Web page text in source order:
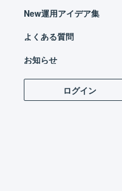
New運用アイデア集
よくある質問
お知らせ
ログイン
CSVファイルにより
一括登録することがで
CSVファ